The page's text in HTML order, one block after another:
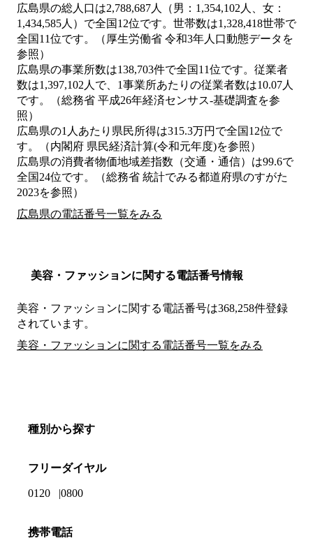
広島県の総人口は2,788,687人（男：1,354,102人、女：
1,434,585人）で全国12位です。世帯数は1,328,418世帯で
全国11位です。（厚生労働省 令和3年人口動態データを
参照）
広島県の事業所数は138,703件で全国11位です。従業者
数は1,397,102人で、1事業所あたりの従業者数は10.07人
です。（総務省 平成26年経済センサス‐基礎調査を参
照）
広島県の1人あたり県民所得は315.3万円で全国12位で
す。（内閣府 県民経済計算(令和元年度)を参照）
広島県の消費者物価地域差指数（交通・通信）は99.6で
全国24位です。（総務省 統計でみる都道府県のすがた
2023を参照）
広島県の電話番号一覧をみる
美容・ファッションに関する電話番号情報
美容・ファッションに関する電話番号は368,258件登録
されています。
美容・ファッションに関する電話番号一覧をみる
種別から探す
フリーダイヤル
0120 0800
携帯電話